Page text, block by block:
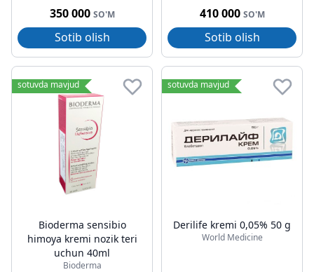
350 000 SO'M
Sotib olish
410 000 SO'M
Sotib olish
sotuvda mavjud
Bioderma sensibio
himoya kremi nozik teri
uchun 40ml
Bioderma
sotuvda mavjud
Derilife kremi 0,05% 50 g
World Medicine